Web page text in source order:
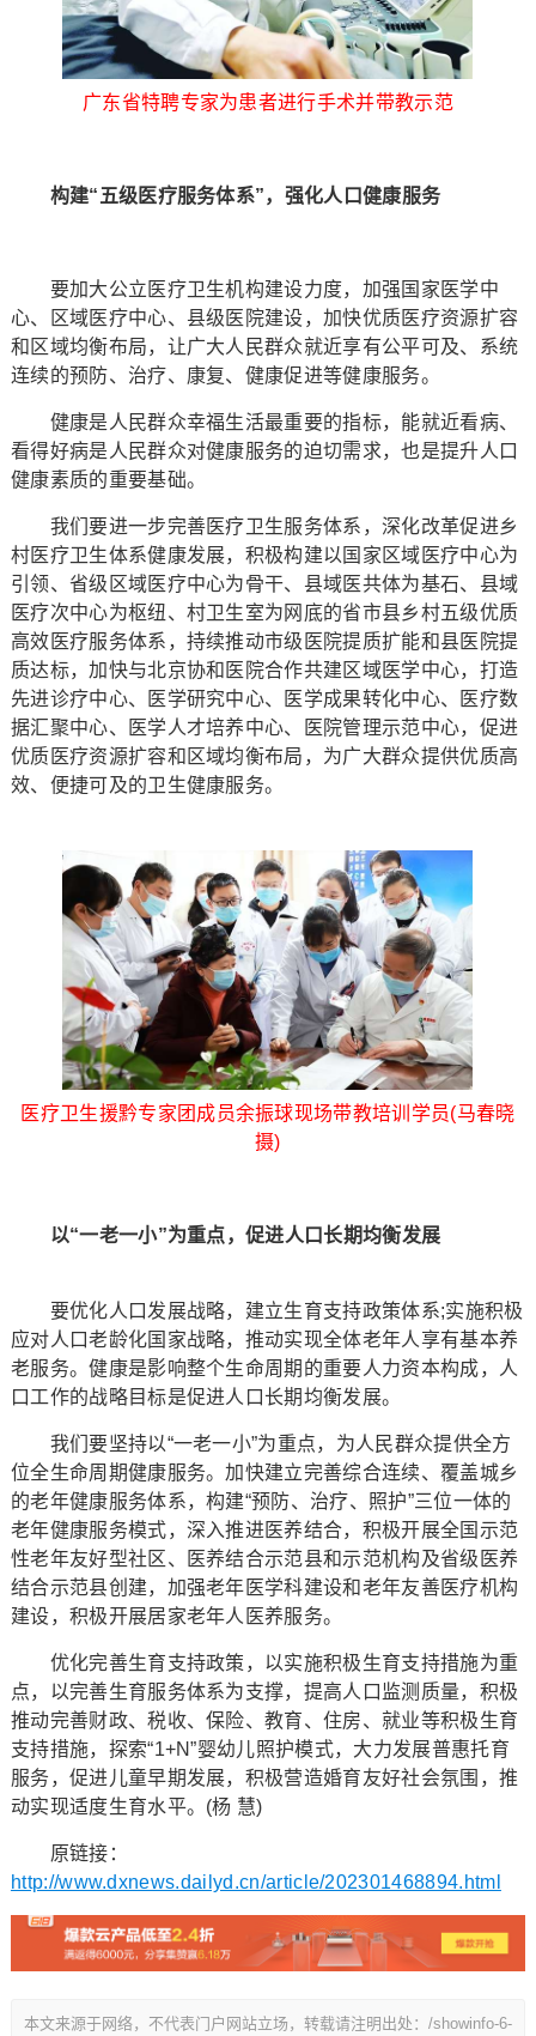
广东省特聘专家为患者进行手术并带教示范
构建“五级医疗服务体系”，强化人口健康服务
要加大公立医疗卫生机构建设力度，加强国家医学中
心、区域医疗中心、县级医院建设，加快优质医疗资源扩容
和区域均衡布局，让广大人民群众就近享有公平可及、系统
连续的预防、治疗、康复、健康促进等健康服务。
健康是人民群众幸福生活最重要的指标，能就近看病、
看得好病是人民群众对健康服务的迫切需求，也是提升人口
健康素质的重要基础。
我们要进一步完善医疗卫生服务体系，深化改革促进乡
村医疗卫生体系健康发展，积极构建以国家区域医疗中心为
引领、省级区域医疗中心为骨干、县域医共体为基石、县域
医疗次中心为枢纽、村卫生室为网底的省市县乡村五级优质
高效医疗服务体系，持续推动市级医院提质扩能和县医院提
质达标，加快与北京协和医院合作共建区域医学中心，打造
先进诊疗中心、医学研究中心、医学成果转化中心、医疗数
据汇聚中心、医学人才培养中心、医院管理示范中心，促进
优质医疗资源扩容和区域均衡布局，为广大群众提供优质高
效、便捷可及的卫生健康服务。
医疗卫生援黔专家团成员余振球现场带教培训学员(马春晓
摄)
以“一老一小”为重点，促进人口长期均衡发展
要优化人口发展战略，建立生育支持政策体系;实施积极
应对人口老龄化国家战略，推动实现全体老年人享有基本养
老服务。健康是影响整个生命周期的重要人力资本构成，人
口工作的战略目标是促进人口长期均衡发展。
我们要坚持以“一老一小”为重点，为人民群众提供全方
位全生命周期健康服务。加快建立完善综合连续、覆盖城乡
的老年健康服务体系，构建“预防、治疗、照护”三位一体的
老年健康服务模式，深入推进医养结合，积极开展全国示范
性老年友好型社区、医养结合示范县和示范机构及省级医养
结合示范县创建，加强老年医学科建设和老年友善医疗机构
建设，积极开展居家老年人医养服务。
优化完善生育支持政策，以实施积极生育支持措施为重
点，以完善生育服务体系为支撑，提高人口监测质量，积极
推动完善财政、税收、保险、教育、住房、就业等积极生育
支持措施，探索“1+N”婴幼儿照护模式，大力发展普惠托育
服务，促进儿童早期发展，积极营造婚育友好社会氛围，推
动实现适度生育水平。(杨 慧)
原链接：
http://www.dxnews.dailyd.cn/article/202301468894.html
本文来源于网络，不代表门户网站立场，转载请注明出处：/showinfo-6-